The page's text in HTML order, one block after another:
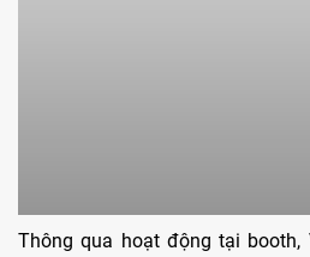
Thông qua hoạt động tại